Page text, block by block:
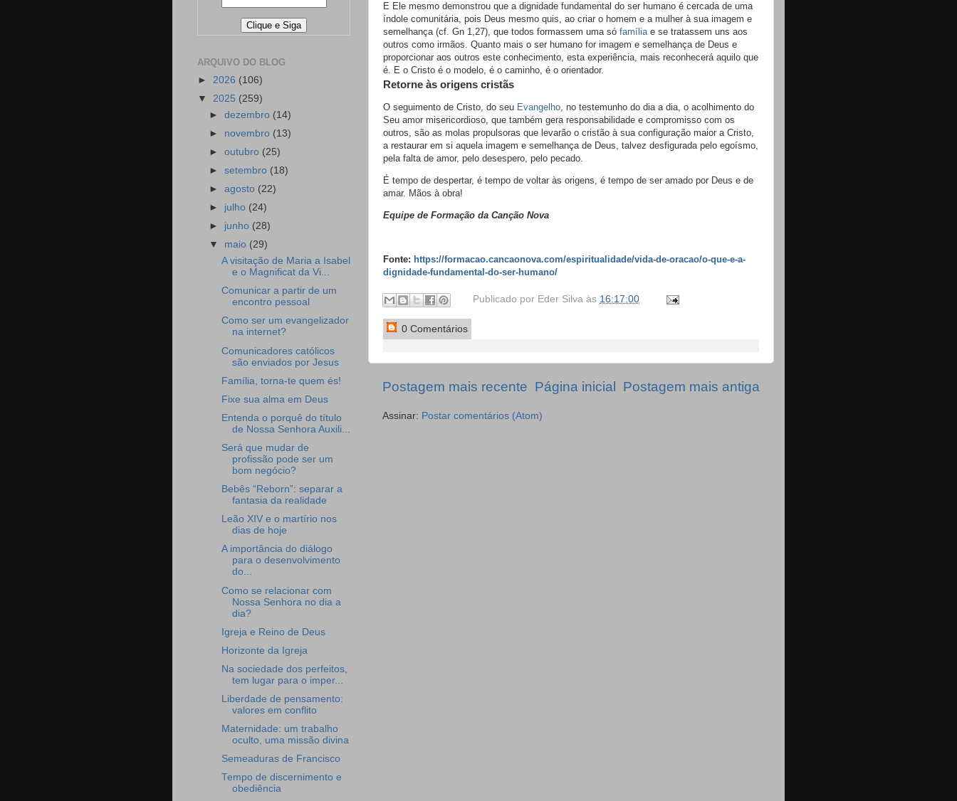
E Ele mesmo demonstrou que a dignidade fundamental do ser humano é cercada de uma
índole comunitária, pois Deus mesmo quis, ao criar o homem e a mulher à sua imagem e
semelhança (cf. Gn 1,27), que todos formassem uma só família e se tratassem uns aos
outros como irmãos. Quanto mais o ser humano for imagem e semelhança de Deus e
proporcionar aos outros este conhecimento, esta experiência, mais reconhecerá aquilo que
é. E o Cristo é o modelo, é o caminho, é o orientador.
Retorne às origens cristãs
O seguimento de Cristo, do seu Evangelho, no testemunho do dia a dia, o acolhimento do
Seu amor misericordioso, que também gera responsabilidade e compromisso com os
outros, são as molas propulsoras que levarão o cristão à sua configuração maior a Cristo,
a restaurar em si aquela imagem e semelhança de Deus, talvez desfigurada pelo egoísmo,
pela falta de amor, pelo desespero, pelo pecado.
É tempo de despertar, é tempo de voltar às origens, é tempo de ser amado por Deus e de
amar. Mãos à obra!
Equipe de Formação da Canção Nova
Fonte: https://formacao.cancaonova.com/espiritualidade/vida-de-oracao/o-que-e-a-
dignidade-fundamental-do-ser-humano/
Publicado por Eder Silva às 16:17:00
0 Comentários
Postagem mais recente Postagem mais antiga
Página inicial
Assinar: Postar comentários (Atom)
ARQUIVO DO BLOG
► 2026 (106)
▼ 2025 (259)
►dezembro (14)
► novembro (13)
►outubro (25)
►setembro (18)
►agosto (22)
► julho (24)
► junho (28)
▼ maio (29)
A visitação de Maria a Isabel
e o Magnificat da Vi...
Comunicar a partir de um
encontro pessoal
Como ser um evangelizador
na internet?
Comunicadores católicos
são enviados por Jesus
Família, torna-te quem és!
Fixe sua alma em Deus
Entenda o porquê do título
de Nossa Senhora Auxili...
Será que mudar de
profissão pode ser um
bom negócio?
Bebês “Reborn”: separar a
fantasia da realidade
Leão XIV e o martírio nos
dias de hoje
A importância do diálogo
para o desenvolvimento
do...
Como se relacionar com
Nossa Senhora no dia a
dia?
Igreja e Reino de Deus
Horizonte da Igreja
Na sociedade dos perfeitos,
tem lugar para o imper...
Liberdade de pensamento:
valores em conflito
Maternidade: um trabalho
oculto, uma missão divina
Semeaduras de Francisco
Tempo de discernimento e
obediência